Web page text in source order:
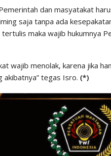
dan masyatakat
saja tanpa ada
maka wajib hukumnya
wajib menolak, karena jika
akibatnya” tegas Isro. (*)